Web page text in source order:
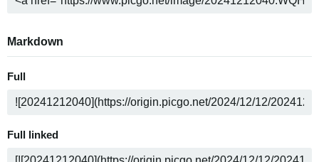
Markdown
Full
Full linked